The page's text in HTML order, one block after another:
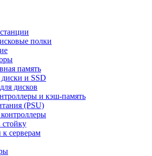
полки
память
и SSD
дисков
и кэш-память
(PSU)
стойку
к серверам